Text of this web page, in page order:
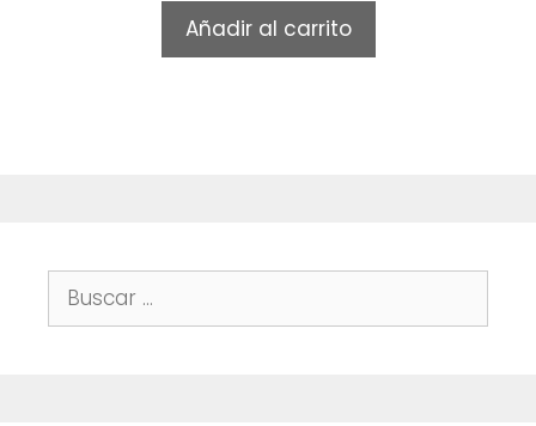
o
f
5
Añadir al carrito
Buscar: